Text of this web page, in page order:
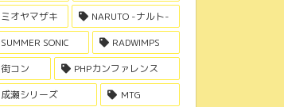
ミオヤマザキ
NARUTO -ナルト-
SUMMER SONIC
RADWIMPS
街コン
PHPカンファレンス
成瀬シリーズ
MTG